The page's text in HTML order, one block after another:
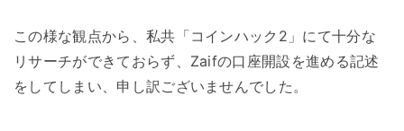
この様な観点から、私共「コインハック2」にて十分な
リサーチができておらず、Zaifの口座開設を進める記述
をしてしまい、申し訳ございませんでした。